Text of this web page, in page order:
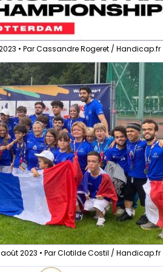
• Par Cassandre Rogeret / Handicap.fr
août 2023 • Par Clotilde Costil / Handicap.fr